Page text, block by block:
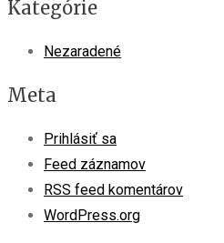
Kategórie
Nezaradené
Meta
Prihlásiť sa
Feed záznamov
RSS feed komentárov
WordPress.org